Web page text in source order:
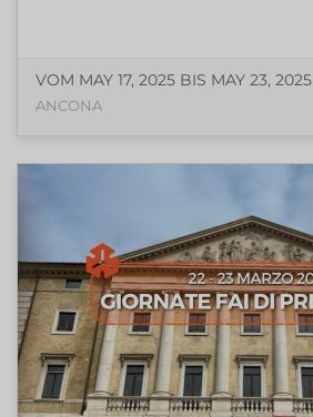
VOM MAY 17, 2025 BIS MAY 23, 2025
ANCONA